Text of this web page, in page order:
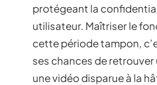
protégeant la
utilisateur. Maîtriser le
cette période tampon,
ses chances de
une vidéo disparue à la